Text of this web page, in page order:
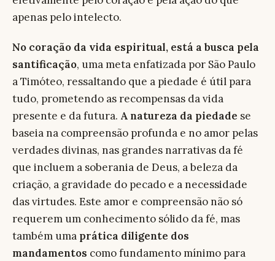
apenas pelo intelecto.
No coração da vida espiritual, está a busca pela
santificação, uma meta enfatizada por São Paulo
a Timóteo, ressaltando que a piedade é útil para
tudo, prometendo as recompensas da vida
presente e da futura. A natureza da piedade se
baseia na compreensão profunda e no amor pelas
verdades divinas, nas grandes narrativas da fé
que incluem a soberania de Deus, a beleza da
criação, a gravidade do pecado e a necessidade
das virtudes. Este amor e compreensão não só
requerem um conhecimento sólido da fé, mas
também uma prática diligente dos
mandamentos como fundamento mínimo para